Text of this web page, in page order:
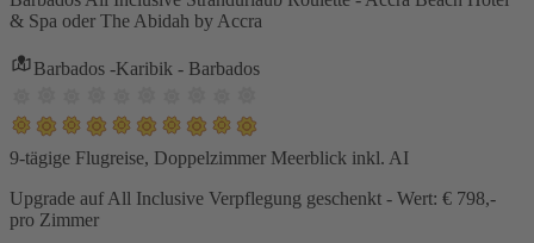
& Spa oder The Abidah by Accra
Barbados -Karibik - Barbados
9-tägige Flugreise, Doppelzimmer Meerblick inkl. AI
Upgrade auf All Inclusive Verpflegung geschenkt - Wert: € 798,-
pro Zimmer